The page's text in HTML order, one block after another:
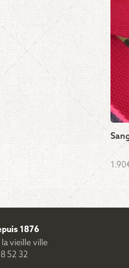
1.90
1876
vieille ville
52 32